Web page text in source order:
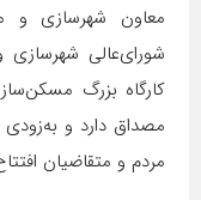
معاون شهرسازی و
شورای‌عالی شهرسازی
کارگاه بزرگ
مصداق دارد و
مردم و متقاضیان